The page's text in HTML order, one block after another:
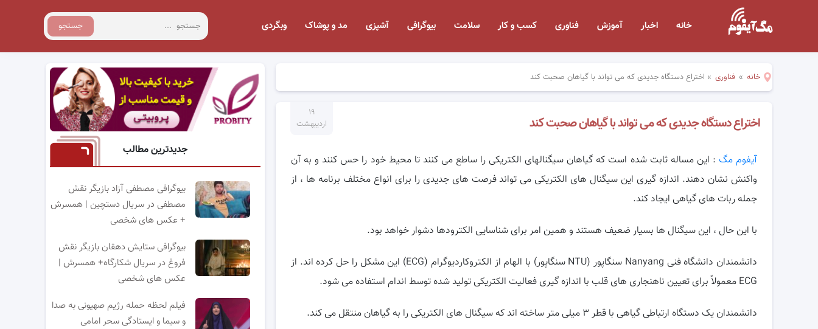
جستجو خانه اخبار آموزش فناوری کسب و کار سلامت بیوگرافی آشپزی مد و پوشاک وبگردی
خانه » فناوری » اختراع دستگاه جدیدی که می تواند با گیاهان صحبت کند
۱۹
اردیبهشت
اختراع دستگاه جدیدی که می تواند با گیاهان صحبت کند
آیفوم مگ : این مساله ثابت شده است که گیاهان سیگنالهای الکتریکی را ساطع می کنند تا محیط خود را حس کنند و به آن
واکنش نشان دهند. اندازه گیری این سیگنال های الکتریکی می تواند فرصت های جدیدی را برای انواع مختلف برنامه ها ، از
جمله ربات های گیاهی ایجاد کند.
با این حال ، این سیگنال ها بسیار ضعیف هستند و همین امر برای شناسایی الکترودها دشوار خواهد بود.
دانشمندان دانشگاه فنی Nanyang سنگاپور (NTU سنگاپور) با الهام از الکتروکاردیوگرام (ECG) این مشکل را حل کرده اند. از
ECG معمولاً برای تعیین ناهنجاری های قلب با اندازه گیری فعالیت الکتریکی تولید شده توسط اندام استفاده می شود.
دانشمندان یک دستگاه ارتباطی گیاهی با قطر ۳ میلی متر ساخته اند که سیگنال های الکتریکی را به گیاهان منتقل می کند.
جدیدترین مطالب
بیوگرافی مصطفی آزاد بازیگر نقش
مصطفی در سریال دستچین | همسرش
+ عکس های شخصی
بیوگرافی ستایش دهقان بازیگر نقش
فروغ در سریال شکارگاه+ همسرش |
عکس های شخصی
فیلم لحظه حمله رژیم صهیونی به صدا
و سیما و ایستادگی سحر امامی